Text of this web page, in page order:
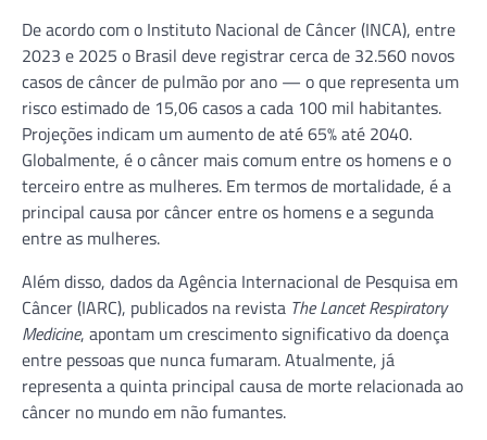
De acordo com o Instituto Nacional de Câncer (INCA), entre
2023 e 2025 o Brasil deve registrar cerca de 32.560 novos
casos de câncer de pulmão por ano — o que representa um
risco estimado de 15,06 casos a cada 100 mil habitantes.
Projeções indicam um aumento de até 65% até 2040.
Globalmente, é o câncer mais comum entre os homens e o
terceiro entre as mulheres. Em termos de mortalidade, é a
principal causa por câncer entre os homens e a segunda
entre as mulheres.
Além disso, dados da Agência Internacional de Pesquisa em
Câncer (IARC), publicados na revista The Lancet Respiratory
Medicine, apontam um crescimento significativo da doença
entre pessoas que nunca fumaram. Atualmente, já
representa a quinta principal causa de morte relacionada ao
câncer no mundo em não fumantes.